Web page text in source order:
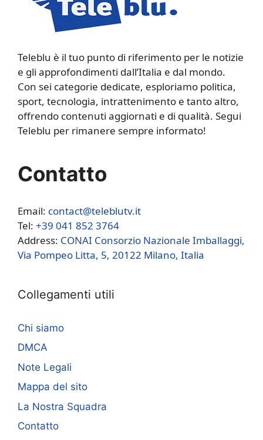
Teleblu è il tuo punto di riferimento per le notizie
e gli approfondimenti dall’Italia e dal mondo.
Con sei categorie dedicate, esploriamo politica,
sport, tecnologia, intrattenimento e tanto altro,
offrendo contenuti aggiornati e di qualità. Segui
Teleblu per rimanere sempre informato!
Contatto
Email: contact@teleblutv.it
Tel: +39 041 852 3764
Address: CONAI Consorzio Nazionale Imballaggi,
Via Pompeo Litta, 5, 20122 Milano, Italia
Collegamenti utili
Chi siamo
DMCA
Note Legali
Mappa del sito
La Nostra Squadra
Contatto